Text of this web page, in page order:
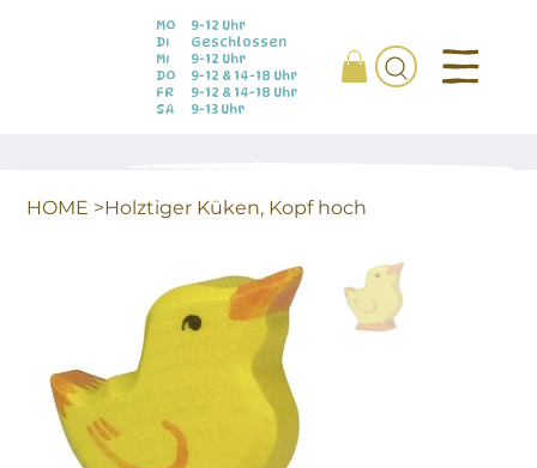
MO
DI
MI
DO
FR
SA
9-12 Uhr
Geschlossen
9-12 Uhr
9-12 & 14-18 Uhr
9-12 & 14-18 Uhr
9-13 Uhr
HOME >Holztiger Küken, Kopf hoch